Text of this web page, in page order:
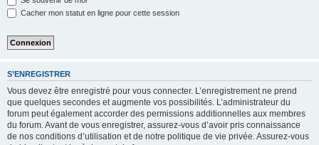
Cacher mon statut en ligne pour cette session
S’ENREGISTRER
Vous devez être enregistré pour vous connecter. L’enregistrement ne prend
que quelques secondes et augmente vos possibilités. L’administrateur du
forum peut également accorder des permissions additionnelles aux membres
du forum. Avant de vous enregistrer, assurez-vous d’avoir pris connaissance
de nos conditions d’utilisation et de notre politique de vie privée. Assurez-vous